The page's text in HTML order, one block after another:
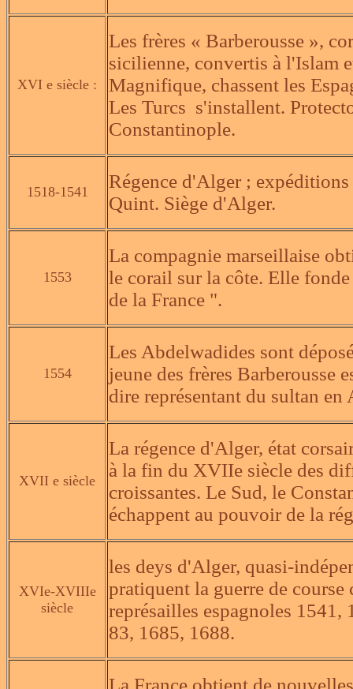
XVI e siècle :
Les frères « Barberousse »,
sicilienne, convertis à l'Islam
Magnifique, chassent les
Les Turcs s'installent.
Constantinople.
1518-1541
Régence d'Alger ;
Quint. Siège d'Alger.
1553
La compagnie marseillaise
le corail sur la côte. Elle
de la France ".
1554
Les Abdelwadides sont
jeune des frères Barberousse
dire représentant du sultan en
XVII e siècle
La régence d'Alger, état
à la fin du XVIIe siècle des
croissantes. Le Sud, le
échappent au pouvoir de la
XVIe-XVIIIe
siècle
les deys d'Alger, quasi-
pratiquent la guerre de course
représailles espagnoles
83, 1685, 1688.
La France obtient de